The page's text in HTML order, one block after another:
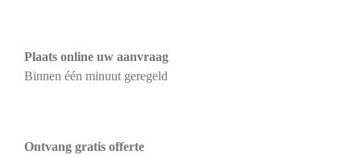
Plaats online uw aanvraag
Binnen één minuut geregeld
Ontvang gratis offerte